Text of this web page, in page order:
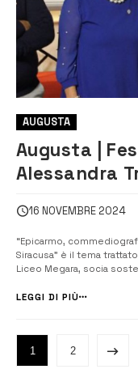
AUGUSTA
Augusta |
Alessandra
16 NOVEMBRE 2024
“Epicarmo,
Siracusa” è il tema
Liceo Megara, socia
che si è tenuta, il 14
LEGGI DI PIÙ
1 2